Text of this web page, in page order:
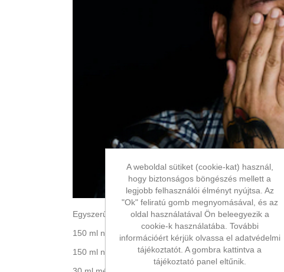
Egyszerű másnaposság elleni gyógyszer gyorsan és
150 ml narancslé
150 ml natúr joghurt
A weboldal sütiket (cookie-kat) használ,
hogy biztonságos böngészés mellett a
legjobb felhasználói élményt nyújtsa. Az
"Ok" feliratú gomb megnyomásával, és az
oldal használatával Ön beleegyezik a
cookie-k használatába. További
információért kérjük olvassa el adatvédelmi
tájékoztatót. A gombra kattintva a
tájékoztató panel eltűnik.